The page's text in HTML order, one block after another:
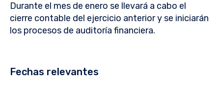
Durante el mes de enero se llevará a cabo el
cierre contable del ejercicio anterior y se iniciarán
los procesos de auditoría financiera.
Fechas relevantes